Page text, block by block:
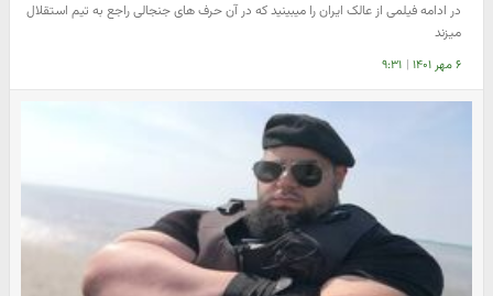
در ادامه فیلمی از عالک ایران را میبینید که در آن حرف های جنجالی راجع به تیم استقلال
میزند
۶ مهر ۱۴۰۱ | ۹:۳۱